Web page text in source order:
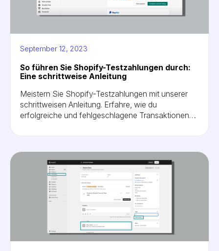
September 12, 2023
So führen Sie Shopify-Testzahlungen durch:
Eine schrittweise Anleitung
Meistern Sie Shopify-Testzahlungen mit unserer
schrittweisen Anleitung. Erfahre, wie du
erfolgreiche und fehlgeschlagene Transaktionen
Erlebnis für deine Kunden sicherstellst. Erfahren
deaktivieren und mühelos Testkreditkarten
hinzufügen können.